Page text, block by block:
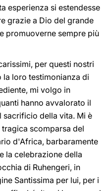
esperienza si estendesse
grazie a Dio del grande
promuoverne sempre più
per questi nostri
loro testimonianza di
mi volgo in
hanno avvalorato il
sacrificio della vita. Mi è
scomparsa del
d'Africa, barbaramente
la celebrazione della
di Ruhengeri, in
Santissima per lui, per i